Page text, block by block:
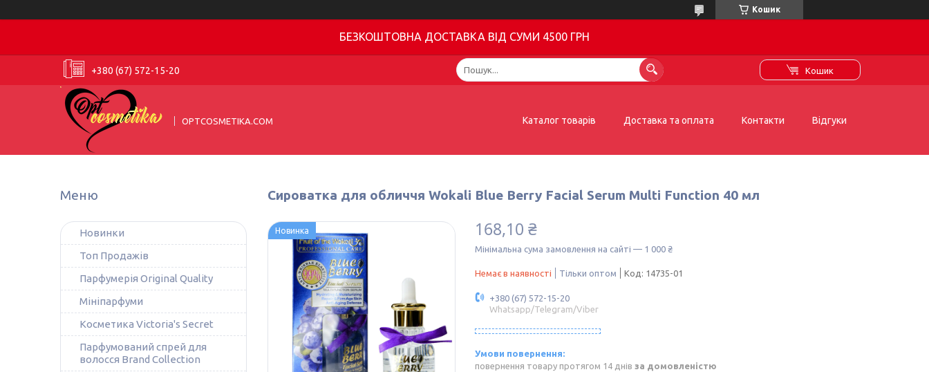
Кошик
БЕЗКОШТОВНА ДОСТАВКА ВІД СУМИ 4500 ГРН
+380 (67) 572-15-20 Кошик
OPTCOSMETIKA.COM Каталог товарів Доставка та оплата Контакти Відгуки
Сироватка для обличчя Wokali Blue Berry Facial Serum Multi Function 40 мл
Новинка 168,10 ₴
Мінімальна сума замовлення на сайті — 1 000 ₴
Немає в наявності Тільки оптом Код: 14735-01
+380 (67) 572-15-20
Whatsapp/Telegram/Viber
повернення товару протягом 14 днів за домовленістю
Новинки
Топ Продажів
Парфумерія Original Quality
Мініпарфуми
Косметика Victoria's Secret
Парфумований спрей для
волосся Brand Collection